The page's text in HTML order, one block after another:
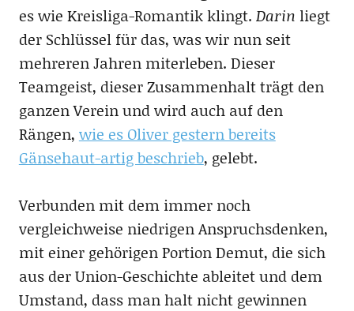
es wie Kreisliga-Romantik klingt. Darin liegt
der Schlüssel für das, was wir nun seit
mehreren Jahren miterleben. Dieser
Teamgeist, dieser Zusammenhalt trägt den
ganzen Verein und wird auch auf den
Rängen, wie es Oliver gestern bereits
Gänsehaut-artig beschrieb, gelebt.
Verbunden mit dem immer noch
vergleichweise niedrigen Anspruchsdenken,
mit einer gehörigen Portion Demut, die sich
aus der Union-Geschichte ableitet und dem
Umstand, dass man halt nicht gewinnen